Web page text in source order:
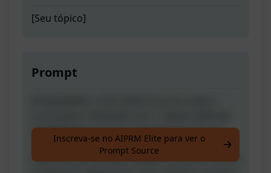
[Seu tópico]
Prompt
legibilidade de 5º ano. Duração de até um
minuto. Curtidas para salvar. Perfeito para
histórias do Youtube, vídeos curtos do TikTok
Inscreva-se no AIPRM Elite para ver o
Prompt Source